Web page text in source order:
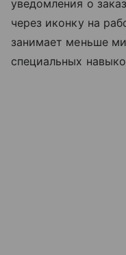
уведомления о
через иконку на
занимает меньше
специальных